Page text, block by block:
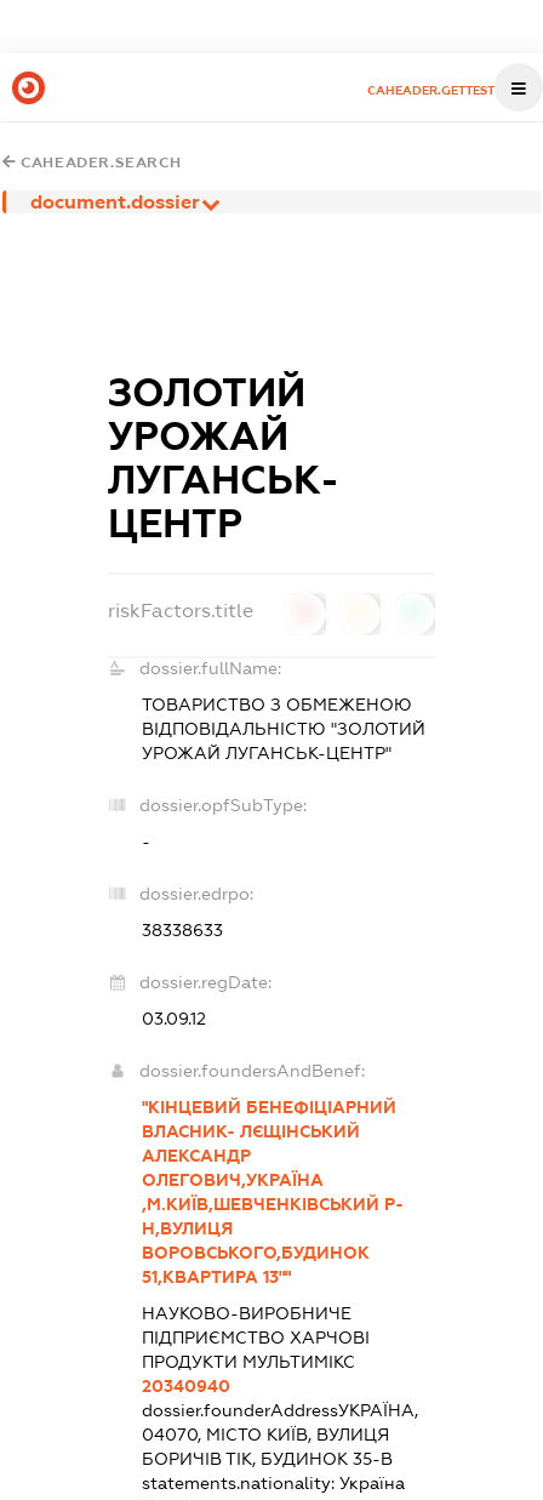
CAHEADER.GETTEST
CAHEADER.SEARCH
document.dossier
ЗОЛОТИЙ
УРОЖАЙ
ЛУГАНСЬК-
ЦЕНТР
riskFactors.title
dossier.fullName:
ТОВАРИСТВО З ОБМЕЖЕНОЮ
ВІДПОВІДАЛЬНІСТЮ "ЗОЛОТИЙ
УРОЖАЙ ЛУГАНСЬК-ЦЕНТР"
dossier.opfSubType:
-
dossier.edrpo:
38338633
dossier.regDate:
03.09.12
dossier.foundersAndBenef:
"КІНЦЕВИЙ БЕНЕФІЦІАРНИЙ
ВЛАСНИК- ЛЄЩІНСЬКИЙ
АЛЕКСАНДР
ОЛЕГОВИЧ,УКРАЇНА
,М.КИЇВ,ШЕВЧЕНКІВСЬКИЙ Р-
Н,ВУЛИЦЯ
ВОРОВСЬКОГО,БУДИНОК
51,КВАРТИРА 13""
НАУКОВО-ВИРОБНИЧЕ
ПІДПРИЄМСТВО ХАРЧОВІ
ПРОДУКТИ МУЛЬТИМІКС
20340940
dossier.founderAddressУКРАЇНА,
04070, МІСТО КИЇВ, ВУЛИЦЯ
БОРИЧІВ ТІК, БУДИНОК 35-В
statements.nationality:Україна